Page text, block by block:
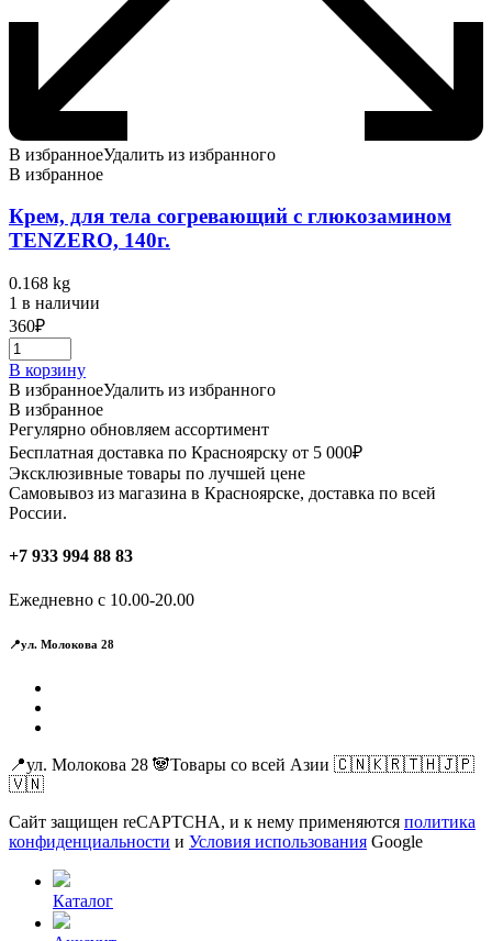
В избранноеУдалить из избранного
В избранное
Крем, для тела согревающий с глюкозамином
TENZERO, 140г.
0.168 kg
1 в наличии
360₽
В корзину
В избранноеУдалить из избранного
В избранное
Регулярно обновляем ассортимент
Бесплатная доставка по Красноярску от 5 000₽
Эксклюзивные товары по лучшей цене
Самовывоз из магазина в Красноярске, доставка по всей
России.
+7 933 994 88 83
Ежедневно с 10.00-20.00
📍ул. Молокова 28
📍ул. Молокова 28 🐼Товары со всей Азии 🇨🇳🇰🇷🇹🇭🇯🇵
🇻🇳
Сайт защищен reCAPTCHA, и к нему применяются политика
конфиденциальности и Условия использования Google
Каталог